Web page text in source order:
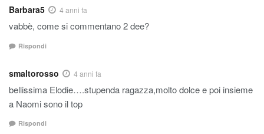
Barbara5 4 anni fa
vabbè, come si commentano 2 dee?
Rispondi
smaltorosso 4 anni fa
bellissima Elodie….stupenda ragazza,molto dolce e poi insieme
a Naomi sono il top
Rispondi